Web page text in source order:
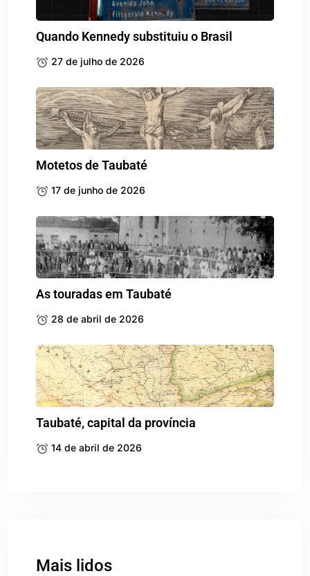
Quando Kennedy substituiu o Brasil
27 de julho de 2026
Motetos de Taubaté
17 de junho de 2026
As touradas em Taubaté
28 de abril de 2026
Taubaté, capital da província
14 de abril de 2026
Mais lidos